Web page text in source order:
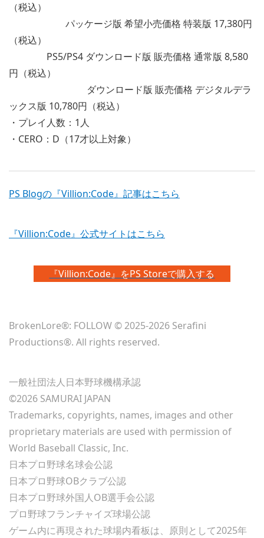
（税込）
パッケージ版 希望小売価格 特装版 17,380円
（税込）
PS5/PS4 ダウンロード版 販売価格 通常版 8,580
円（税込）
ダウンロード版 販売価格 デジタルデラ
ックス版 10,780円（税込）
・プレイ人数：1人
・CERO：D（17才以上対象）
PS Blogの『Villion:Code』記事はこちら
『Villion:Code』公式サイトはこちら
『Villion:Code』をPS Storeで購入する
BrokenLore®: FOLLOW © 2025-2026 Serafini
Productions®. All rights reserved.
一般社団法人日本野球機構承認
©2026 SAMURAI JAPAN
Trademarks, copyrights, names, images and other
proprietary materials are used with permission of
World Baseball Classic, Inc.
日本プロ野球名球会公認
日本プロ野球OBクラブ公認
日本プロ野球外国人OB選手会公認
プロ野球フランチャイズ球場公認
ゲーム内に再現された球場内看板は、原則として2025年